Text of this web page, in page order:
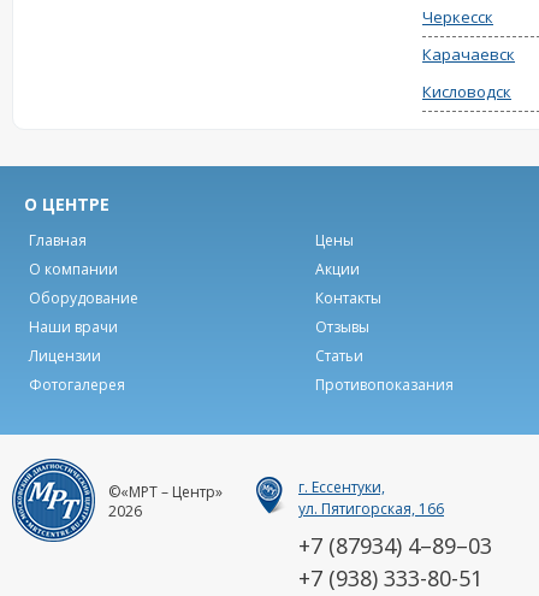
Черкесск
Карачаевск
Кисловодск
О ЦЕНТРЕ
Главная
Цены
О компании
Акции
Оборудование
Контакты
Наши врачи
Отзывы
Лицензии
Статьи
Фотогалерея
Противопоказания
©«МРТ – Центр»
2026
г. Ессентуки,
ул. Пятигорская, 166
+7 (87934) 4–89–03
+7 (938) 333-80-51